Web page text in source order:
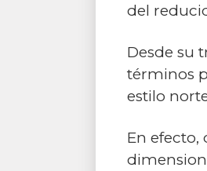
del
Desde su
términos
estilo
En